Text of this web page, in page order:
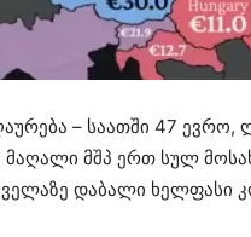
– საათში 47 ევრო,
მშპ ერთ სულ
დაბალი ხელფასი